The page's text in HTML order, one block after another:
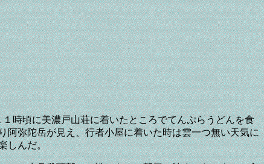
時頃に美濃戸山荘に着いたところでてんぷらうどんを食
阿弥陀岳が見え、行者小屋に着いた時は雲一つ無い天気に
しんだ。